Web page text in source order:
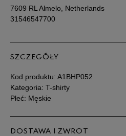
7609 RL Almelo, Netherlands
31546547700
SZCZEGÓŁY
Kod produktu: A1BHP052
Kategoria: T-shirty
Płeć: Męskie
DOSTAWA I ZWROT